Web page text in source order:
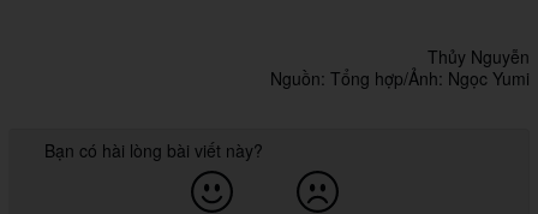
Thủy Nguyễn
Nguồn: Tổng hợp/Ảnh: Ngọc Yumi
Bạn có hài lòng bài viết này?